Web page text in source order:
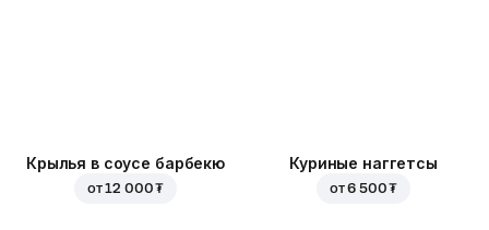
Крылья в соусе барбекю
от12 000 ₮
Куриные наггетсы
от6 500 ₮